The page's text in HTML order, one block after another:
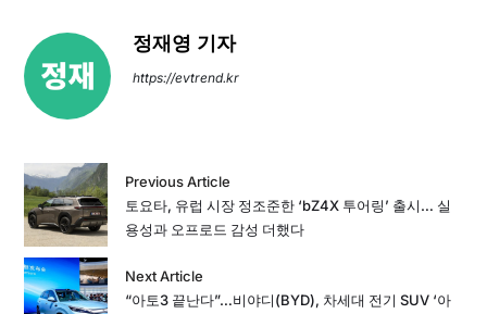
정재영 기자
https://evtrend.kr
Previous Article
토요타, 유럽 시장 정조준한 ‘bZ4X 투어링’ 출시… 실
용성과 오프로드 감성 더했다
Next Article
“아토3 끝난다”…비야디(BYD), 차세대 전기 SUV ‘아